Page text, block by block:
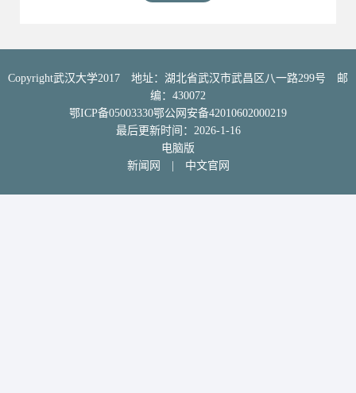
Copyright武汉大学2017 地址：湖北省武汉市武昌区八一路299号 邮
编：430072
鄂ICP备05003330鄂公网安备42010602000219
最后更新时间： 2026-1-16
电脑版
新闻网
中文官网